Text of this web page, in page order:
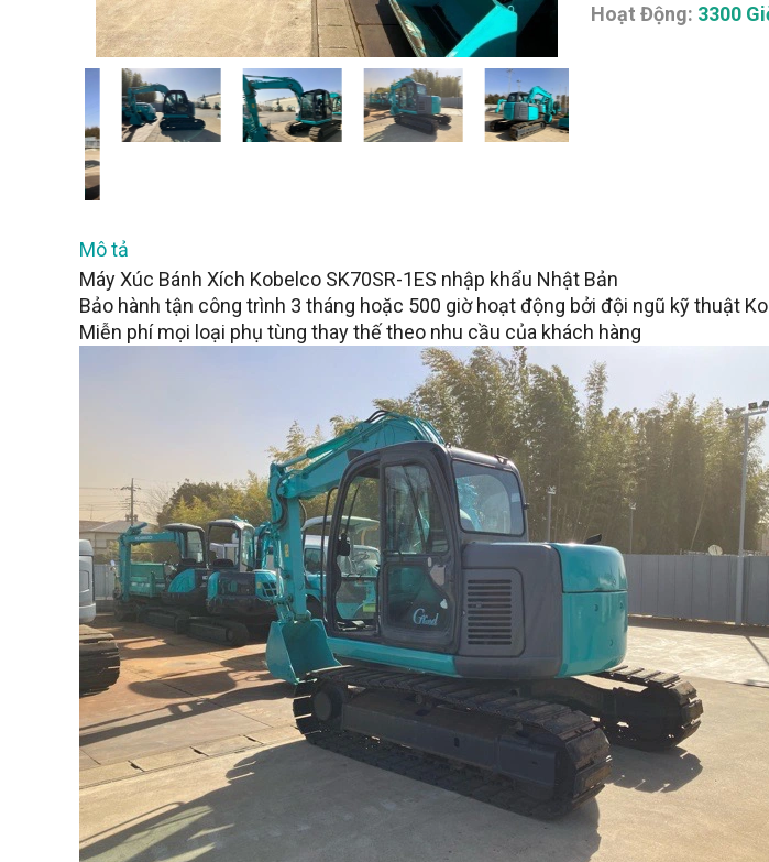
Hoạt Động: 3300
Mô tả
Máy Xúc Bánh Xích Kobelco SK70SR-1ES nhập khẩu Nhật Bản
Bảo hành tận công trình 3 tháng hoặc 500 giờ hoạt động bởi đội ngũ kỹ thuật
Miễn phí mọi loại phụ tùng thay thế theo nhu cầu của khách hàng